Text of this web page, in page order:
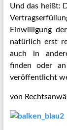
Und das heißt:
Einwilligung
natürlich erst
auch in
finden oder
veröffentlicht
von